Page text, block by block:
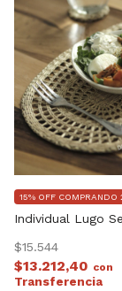
Individual Lugo
$15.544
15% OFF COMPRANDO
$13.212,40 con